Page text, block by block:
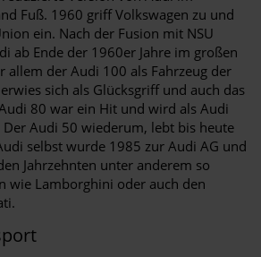
Fuß. 1960 griff Volkswagen zu und
ein. Nach der Fusion mit NSU
ab Ende der 1960er Jahre im großen
allem der Audi 100 als Fahrzeug der
sich als Glücksgriff und auch das
80 war ein Hit und wird als Audi
Audi 50 wiederum, lebt bis heute
selbst wurde 1985 zur Audi AG und
Jahrzehnten unter anderem so
wie Lamborghini oder auch den